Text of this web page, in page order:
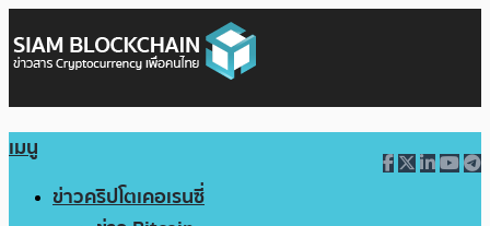
เมนู
ข่าวคริปโตเคอเรนซี่